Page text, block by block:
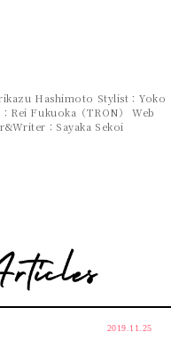
Hashimoto Stylist：Yoko
Rei Fukuoka（TRON） Web
：Sayaka Sekoi
2019.11.25